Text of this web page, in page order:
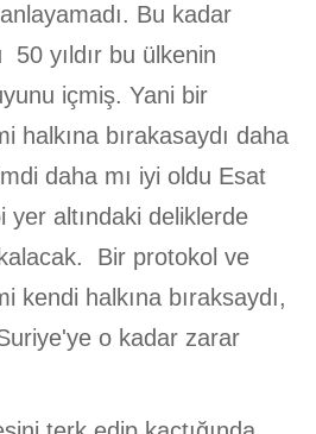
Bu kadar
yıldır bu ülkenin
içmiş. Yani bir
halkına bırakasaydı daha
daha mı iyi oldu Esat
yer altındaki deliklerde
Bir protokol ve
kendi halkına bıraksaydı,
o kadar zarar